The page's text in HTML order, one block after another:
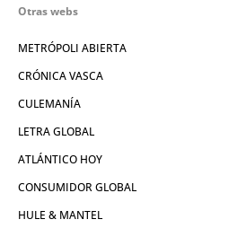
Otras webs
METRÓPOLI ABIERTA
CRÓNICA VASCA
CULEMANÍA
LETRA GLOBAL
ATLÁNTICO HOY
CONSUMIDOR GLOBAL
HULE & MANTEL